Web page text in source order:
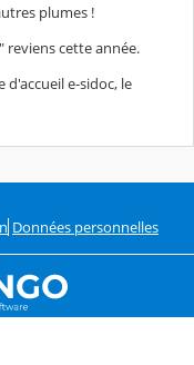
plumes !
reviens cette année.
d'accueil e-sidoc, le
Données personnelles